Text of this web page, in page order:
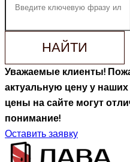
НАЙТИ
Уважаемые клиенты!
актуальную цену у
цены на сайте могут
понимание!
Оставить заявку